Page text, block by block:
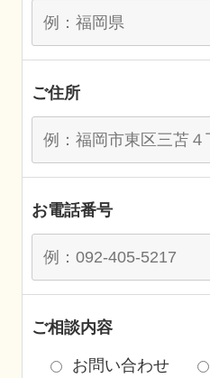
ご住所
お電話番号
ご相談内容
お問い合わせ